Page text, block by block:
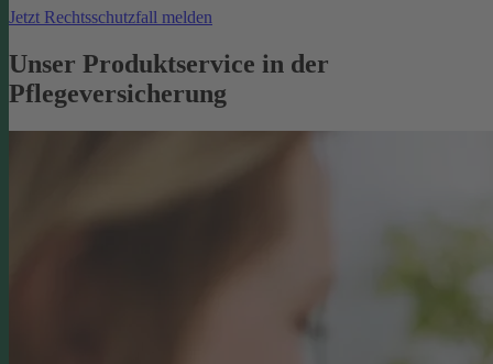
Jetzt Rechtsschutzfall melden
Unser Produktservice in der
Pflegeversicherung